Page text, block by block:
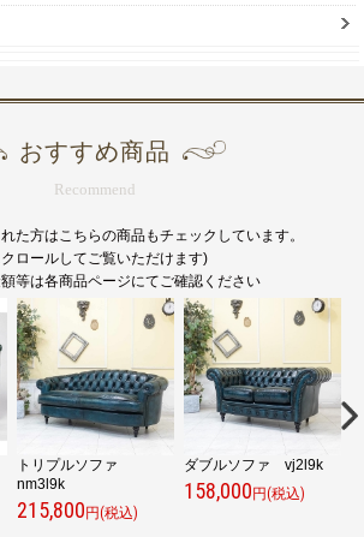
おすすめ商品
Recommend
た方はこちらの商品もチェックしています。
ロールしてご覧いただけます)
等は各商品ページにてご確認ください
トリプルソファ
nm3l9k
215,800円(税込)
ダブルソファ vj2l9k
158,000円(税込)